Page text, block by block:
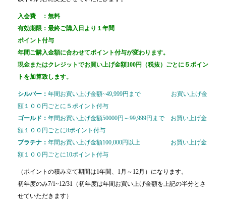
入会費 ：無料
有効期限：最終ご購入日より１年間
ポイント付与
年間ご購入金額に合わせてポイント付与が変わります。
現金またはクレジットでお買い上げ金額100円（税抜）ごとに５ポイン
トを加算致します。
シルバー： 年間お買い上げ金額~49,999円まで お買い上げ金
額１００円ごとに５ポイント付与
ゴールド： 年間お買い上げ金額50000円～99,999円まで お買い上げ金
額１００円ごとに8ポイント付与
プラチナ： 年間お買い上げ金額100,000円以上 お買い上げ金
額１００円ごとに10ポイント付与
（ポイントの積み立て期間は1年間、1月～12月）になります。
初年度のみ7/1~12/31（初年度は年間お買い上げ金額を上記の半分とさ
せていただきます）